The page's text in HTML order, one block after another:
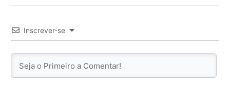
Inscrever-se